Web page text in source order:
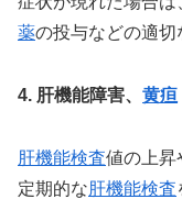
薬の投与などの適切
4. 肝機能障害、 黄疸
肝機能検査値の上昇
定期的な 肝機能検査